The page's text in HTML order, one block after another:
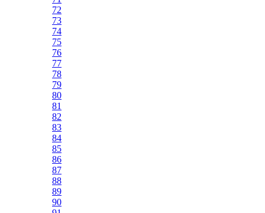
72
73
74
75
76
77
78
79
80
81
82
83
84
85
86
87
88
89
90